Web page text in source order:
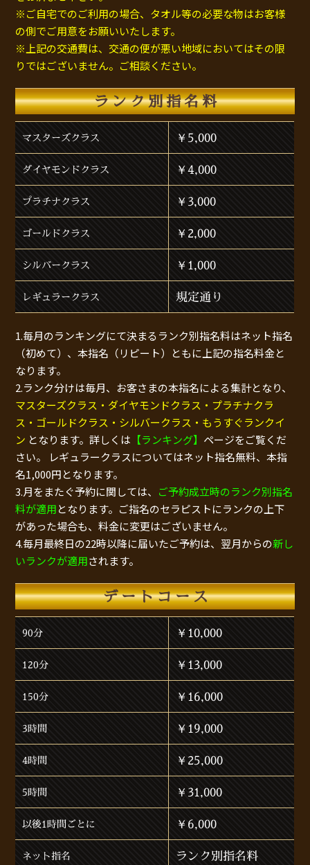
※ご自宅でのご利用の場合、タオル等の必要な物はお客様
の側でご用意をお願いいたします。
※上記の交通費は、交通の便が悪い地域においてはその限
りではございません。ご相談ください。
ランク別指名料
マスターズクラス ￥5,000
ダイヤモンドクラス ￥4,000
プラチナクラス ￥3,000
ゴールドクラス ￥2,000
シルバークラス ￥1,000
レギュラークラス 規定通り
1.毎月のランキングにて決まるランク別指名料はネット指名
（初めて）、本指名（リピート）ともに上記の指名料金と
なります。
2.ランク分けは毎月、お客さまの本指名による集計となり、
マスターズクラス・ダイヤモンドクラス・プラチナクラ
ス・ゴールドクラス・シルバークラス・もうすぐランクイ
ン となります。詳しくは 【ランキング】 ページをご覧くだ
さい。 レギュラークラスについてはネット指名無料、本指
名1,000円となります。
3.月をまたぐ予約に関しては、 ご予約成立時のランク別指名
料が適用となります。ご指名のセラピストにランクの上下
があった場合も、料金に変更はございません。
4.毎月最終日の22時以降に届いたご予約は、翌月からの新し
いランクが適用されます。
デートコース
90分 ￥10,000
120分 ￥13,000
150分 ￥16,000
3時間 ￥19,000
4時間 ￥25,000
5時間 ￥31,000
以後1時間ごとに ￥6,000
ネット指名 ランク別指名料